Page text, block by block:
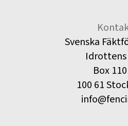
Svenska
Idrottens
Box
100 61